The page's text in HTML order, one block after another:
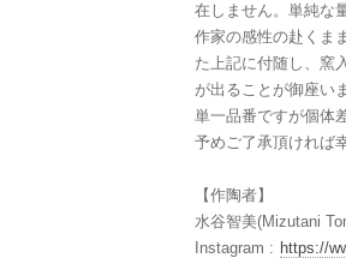
在しません。単純な
作家の感性の赴くま
た上記に付随し、窯
が出ることが御座い
単一品番ですが個体
予めご了承頂ければ
【作陶者】
水谷智美(Mizutani
Instagram : https://